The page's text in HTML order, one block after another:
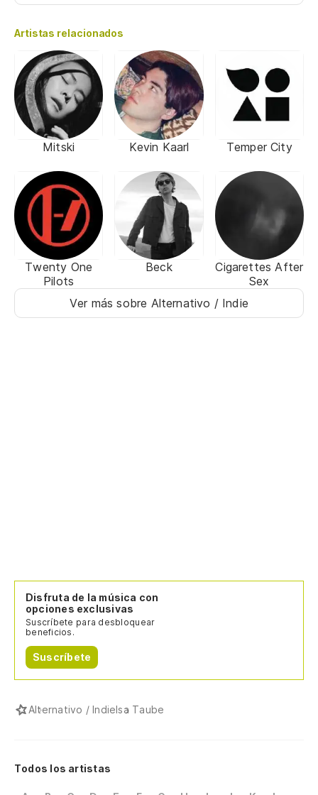
Artistas relacionados
Mitski Kevin Kaarl Temper City
Twenty One
Pilots
Beck
Cigarettes After
Sex
Ver más sobre Alternativo / Indie
Disfruta de la música con
opciones exclusivas
Suscríbete para desbloquear
beneficios.
Suscríbete
Alternativo / IndieIsa Taube
Todos los artistas